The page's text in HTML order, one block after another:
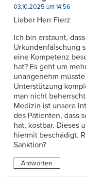
03.10.2025 um 14:56
Lieber Herr Fierz
Ich bin erstaunt,
Urkundenfälschung
eine Kompetenz
hat? Es geht um
unangenehm
Unterstützung
man nicht
Medizin ist unsere
des Patienten, dass
hat, kostbar. Dieses
hiermit beschädigt.
Sanktion?
Antworten